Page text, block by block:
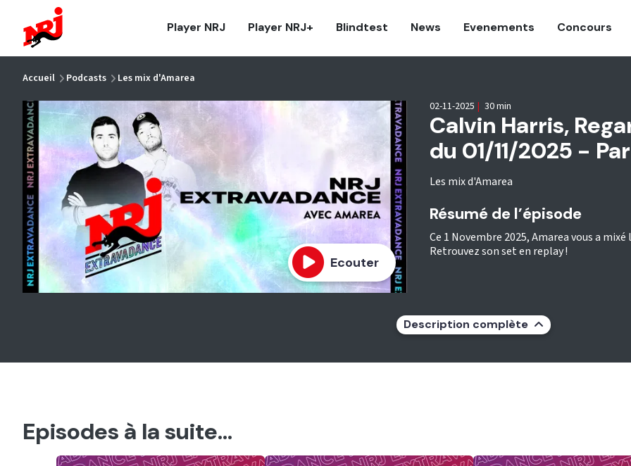
Player NRJ Player NRJ+ Blindtest News Evenements Concours
Accueil Podcasts Les mix d'Amarea
Ecouter
Calvin Harris,
du 01/11/2025 -
Les mix d'Amarea
02-11-2025 | 30 min
Résumé de l’épisode
Ce 1 Novembre 2025, Amarea vous a
Retrouvez son set en replay !
Description complète
Episodes à la suite...